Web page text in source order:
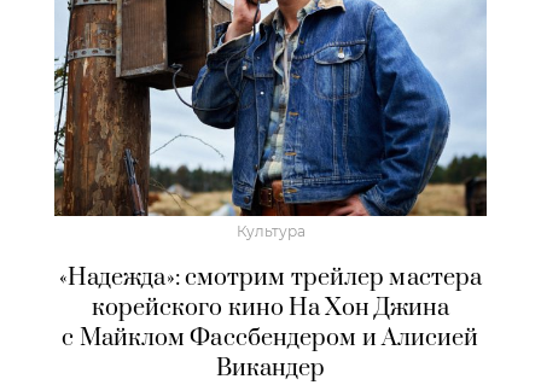
Культура
«Надежда»: смотрим трейлер мастера
корейского кино На Хон Джина
с Майклом Фассбендером и Алисией
Викандер